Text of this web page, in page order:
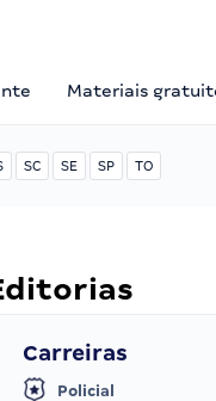
Materiais
SC SE SP TO
Carreiras
Policial